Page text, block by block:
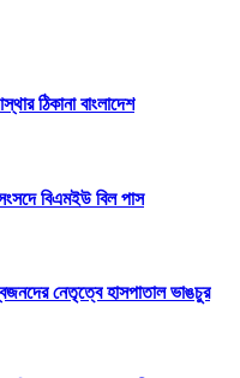
ঠিকানা বাংলাদেশ
বিএমইউ বিল পাস
নেতৃত্বে হাসপাতাল ভাঙচুর